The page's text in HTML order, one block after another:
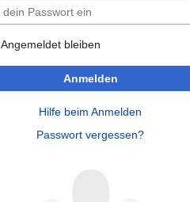
Angemeldet bleiben
Anmelden
Hilfe beim Anmelden
Passwort vergessen?